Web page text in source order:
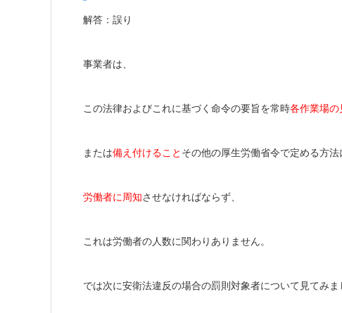
解答：誤り
事業者は、
この法律およびこれに基づく命令の要旨を常時各作業場の
または備え付けること その他の厚生労働省令で定める方法
労働者に周知させなければならず、
これは労働者の人数に関わりありません。
では次に安衛法違反の場合の罰則対象者について見てみま